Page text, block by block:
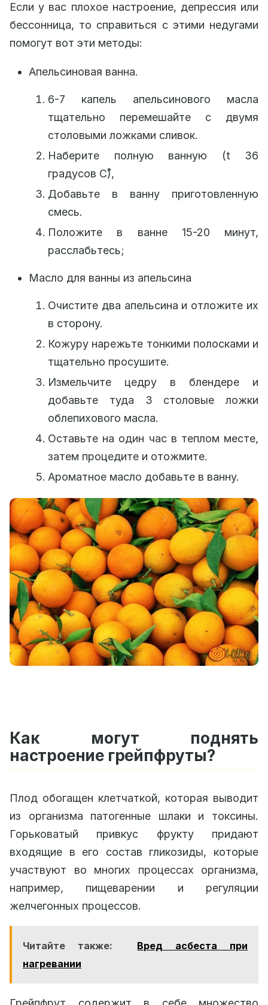
Если у вас плохое настроение, депрессия или
бессонница, то справиться с этими недугами
помогут вот эти методы:
Апельсиновая ванна.
6-7 капель апельсинового масла
тщательно перемешайте с двумя
столовыми ложками сливок.
Наберите полную ванную (t 36
градусов С̊),
Добавьте в ванну приготовленную
смесь.
Положите в ванне 15-20 минут,
расслабьтесь;
Масло для ванны из апельсина
Очистите два апельсина и отложите их
в сторону.
Кожуру нарежьте тонкими полосками и
тщательно просушите.
Измельчите цедру в блендере и
добавьте туда 3 столовые ложки
облепихового масла.
Оставьте на один час в теплом месте,
затем процедите и отожмите.
Ароматное масло добавьте в ванну.
Как могут поднять
настроение грейпфруты?
Плод обогащен клетчаткой, которая выводит
из организма патогенные шлаки и токсины.
Горьковатый привкус фрукту придают
входящие в его состав гликозиды, которые
участвуют во многих процессах организма,
например, пищеварении и регуляции
желчегонных процессов.
Читайте также:
Вред асбеста при
нагревании